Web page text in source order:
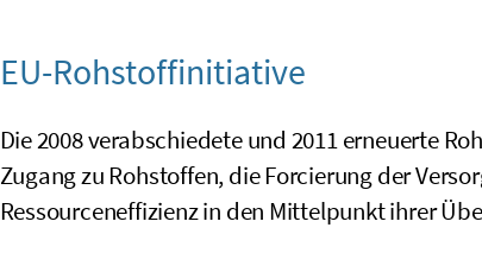
EU-Rohstoffinitiative
Die 2008 verabschiedete und 2011 erneuerte
Zugang zu Rohstoffen, die Forcierung der
Ressourceneffizienz in den Mittelpunkt ihrer